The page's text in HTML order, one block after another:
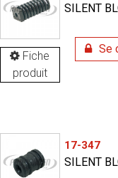
Fiche
produit
SILENT
Se
17-347
SILENT